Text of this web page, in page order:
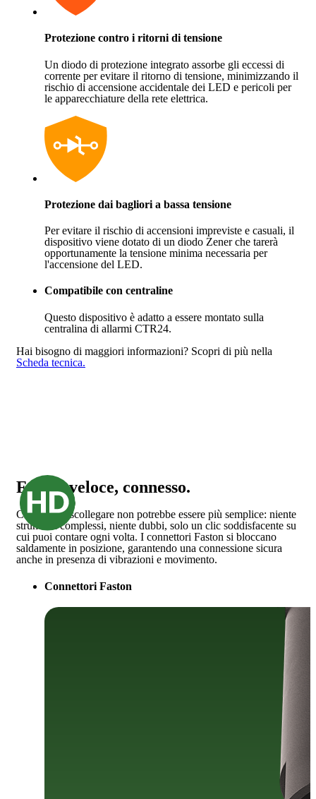
Protezione contro i ritorni di tensione
Un diodo di protezione integrato assorbe gli eccessi di
corrente per evitare il ritorno di tensione, minimizzando il
rischio di accensione accidentale dei LED e pericoli per
le apparecchiature della rete elettrica.
Protezione dai bagliori a bassa tensione
Per evitare il rischio di accensioni impreviste e casuali, il
dispositivo viene dotato di un diodo Zener che tarerà
opportunamente la tensione minima necessaria per
l'accensione del LED.
Compatibile con centraline
Questo dispositivo è adatto a essere montato sulla
centralina di allarmi CTR24.
Hai bisogno di maggiori informazioni? Scopri di più nella
Scheda tecnica.
Facile, veloce, connesso.
Collegare e scollegare non potrebbe essere più semplice: niente
strumenti complessi, niente dubbi, solo un clic soddisfacente su
cui puoi contare ogni volta. I connettori Faston si bloccano
saldamente in posizione, garantendo una connessione sicura
anche in presenza di vibrazioni e movimento.
Connettori Faston